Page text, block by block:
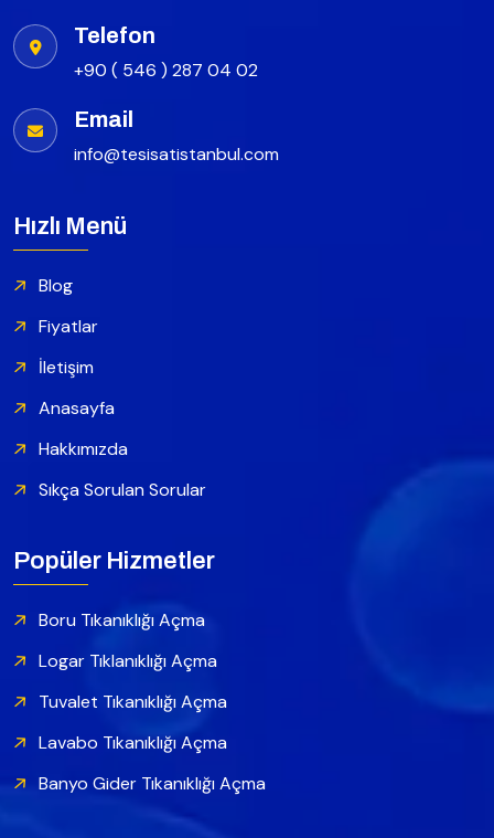
Telefon
+90 ( 546 ) 287 04 02
Email
info@tesisatistanbul.com
Hızlı Menü
Blog
Fiyatlar
İletişim
Anasayfa
Hakkımızda
Sıkça Sorulan Sorular
Popüler Hizmetler
Boru Tıkanıklığı Açma
Logar Tıklanıklığı Açma
Tuvalet Tıkanıklığı Açma
Lavabo Tıkanıklığı Açma
Banyo Gider Tıkanıklığı Açma